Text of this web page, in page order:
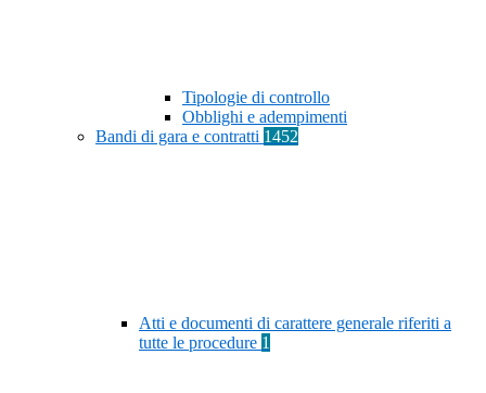
Tipologie di controllo
Obblighi e adempimenti
Bandi di gara e contratti 1452
Atti e documenti di carattere generale riferiti a
tutte le procedure 1